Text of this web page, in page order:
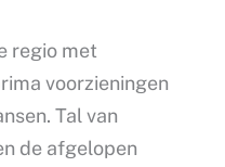
regio met
voorzieningen
Tal van
de afgelopen